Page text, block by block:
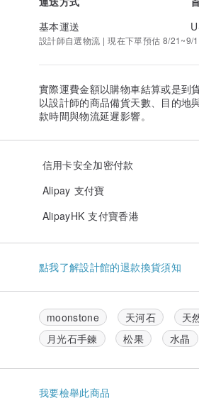
，請在購買前或後盡快通知我們，英語
佩戴時都會因為接觸到空氣和我們的皮
議每天佩戴後可以收納至我們附上的夾
我們包裝內附有一片黑紙，那是
也不用擔心
布抹乾。純銀的可以使用海棠粉擦拭，
是請溫柔地對待他們 ＾＾
屬於比較柔性的光線。一般水晶都適合
KONG
基本運送
設計師自選物流 | 現在下單預估 8/21~9/
實際運費金額以購物車結算或是到
以設計師的商品備貨天數、目的地
款時間與物流延遲影響。
信用卡安全加密付款
Alipay 支付寶
AlipayHK 支付寶香港
點我了解設計館的退款換貨須知
moonstone 天河石
天
月光石手鍊
松果 水晶
我要檢舉此商品